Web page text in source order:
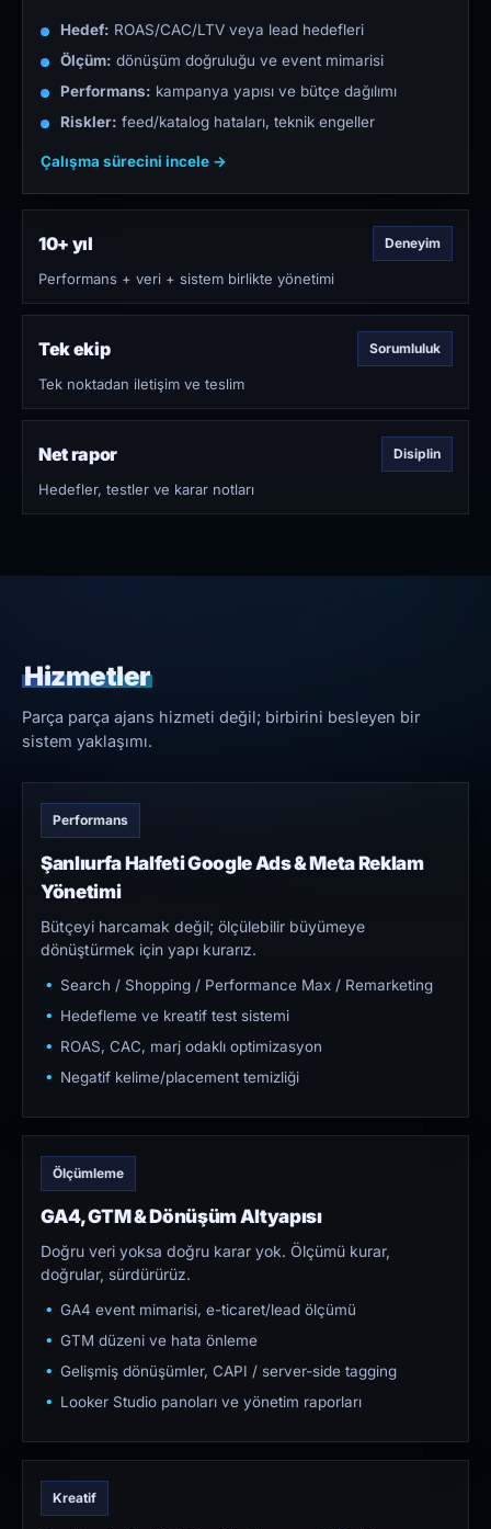
Hedef: ROAS/CAC/LTV veya lead hedefleri
Ölçüm: dönüşüm doğruluğu ve event mimarisi
Performans: kampanya yapısı ve bütçe dağılımı
Riskler: feed/katalog hataları, teknik engeller
Çalışma sürecini incele →
10+ yıl Deneyim
Performans + veri + sistem birlikte yönetimi
Tek ekip Sorumluluk
Tek noktadan iletişim ve teslim
Net rapor Disiplin
Hedefler, testler ve karar notları
Hizmetler
Parça parça ajans hizmeti değil; birbirini besleyen bir
sistem yaklaşımı.
Performans
Şanlıurfa Halfeti Google Ads & Meta Reklam
Yönetimi
Bütçeyi harcamak değil; ölçülebilir büyümeye
dönüştürmek için yapı kurarız.
Search / Shopping / Performance Max / Remarketing
Hedefleme ve kreatif test sistemi
ROAS, CAC, marj odaklı optimizasyon
Negatif kelime/placement temizliği
Ölçümleme
GA4, GTM & Dönüşüm Altyapısı
Doğru veri yoksa doğru karar yok. Ölçümü kurar,
doğrular, sürdürürüz.
GA4 event mimarisi, e-ticaret/lead ölçümü
GTM düzeni ve hata önleme
Gelişmiş dönüşümler, CAPI / server-side tagging
Looker Studio panoları ve yönetim raporları
Kreatif